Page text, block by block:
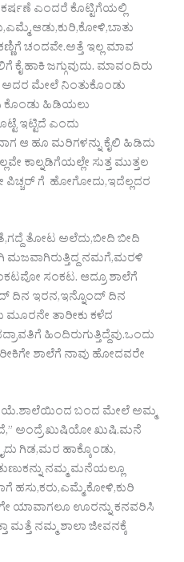
ಎಂದರೆ ಕೊಟ್ಟಿಗೆಯಲ್ಲಿ
ಚಂದವೇ.ಅತ್ತೆ ಇಲ್ಲ ಮಾವ
ಹಾಕಿ ಜಗ್ಗುವುದು. ಮಾವಂದಿರು
ಮೇಲೆ ನಿಂತುಕೊಂಡು
ಕೊಂಡು ಹಿಡಿಯಲು
ಇಟ್ಟಿದೆ ಎಂದು
ಆ ಹೂ ಮರಿಗಳನ್ನು ಕೈಲಿ ಹಿಡಿದು
ಕಾಲ್ನಡಿಗೆಯಲ್ಲೇ ಸುತ್ತ ಮುತ್ತಲ
ಪಿಚ್ಚರ್ ಗೆ ಹೋಗೋದು,ಇದೆಲ್ಲದರ
ತೋಟ ಅಲೆದು,ಬೀದಿ ಬೀದಿ
ಮಜವಾಗಿರುತ್ತಿದ್ದ ನಮಗೆ,ಮರಳಿ
ಸಂಕಟ. ಆದ್ರೂ ಶಾಲೆಗೆ
ದಿನ ಇರನ,ಇನ್ನೊಂದ್ ದಿನ
ಮೂರನೇ ತಾರೀಕು ಕಳೆದ
ಹಿಂದಿರುಗುತ್ತಿದ್ದೆವು.ಒಂದು
ಶಾಲೆಗೆ ನಾವು ಹೋದವರೇ
ಬಂದ ಮೇಲೆ ಅಮ್ಮ
ಅಂದ್ರೆ ಖುಷಿಯೋ ಖುಷಿ.ಮನೆ
ಗಿಡ,ಮರ ಹಾಕ್ಕೊಂಡು,
ನಮ್ಮ ಮನೆಯಲ್ಲೂ
ಯಾವಾಗಲೂ ಊರನ್ನು ಕನವರಿಸಿ
ಮತ್ತೆ ನಮ್ಮ ಶಾಲಾ ಜೀವನಕ್ಕೆ